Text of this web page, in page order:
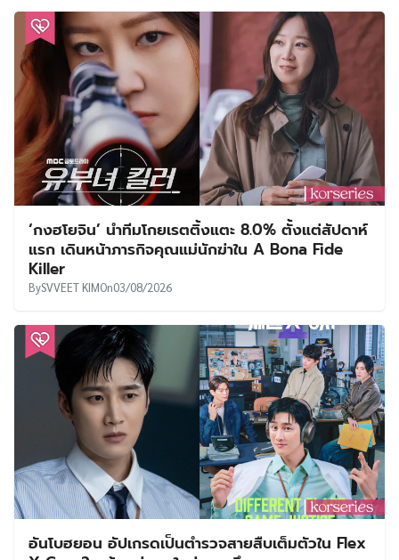
‘กงฮโยจิน’ นำทีมโกยเรตติ้งแตะ 8.0% ตั้งแต่สัปดาห์
แรก เดินหน้าภารกิจคุณแม่นักฆ่าใน A Bona Fide
Killer
BySVVEET KIMOn03/08/2026
อันโบฮยอน อัปเกรดเป็นตำรวจสายสืบเต็มตัวใน Flex